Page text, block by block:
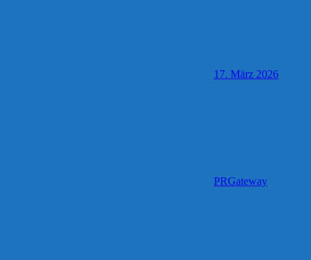
17. März 2026
PRGateway